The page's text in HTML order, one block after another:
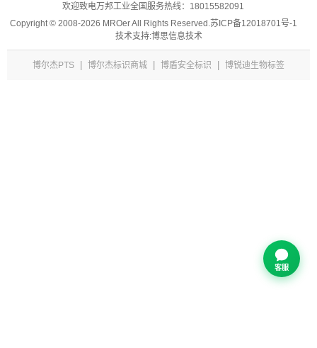
欢迎致电万邦工业全国服务热线： 18015582091
Copyright © 2008-2026 MROer All Rights Reserved. 苏ICP备12018701号-1
技术支持:博思信息技术
博尔杰PTS | 博尔杰标识商城 | 博盾安全标识 | 博锐迪生物标签
客服